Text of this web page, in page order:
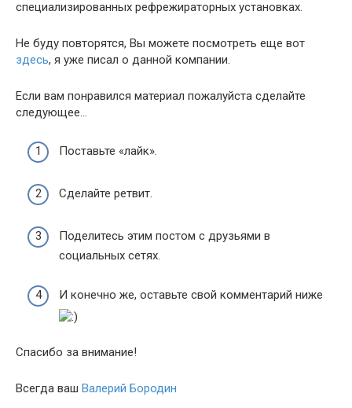
специализированных рефрежираторных установках.
Не буду повторятся, Вы можете посмотреть еще вот
здесь, я уже писал о данной компании.
Если вам понравился материал пожалуйста сделайте
следующее…
Поставьте «лайк».
Сделайте ретвит.
Поделитесь этим постом с друзьями в
социальных сетях.
И конечно же, оставьте свой комментарий ниже
Спасибо за внимание!
Всегда ваш Валерий Бородин